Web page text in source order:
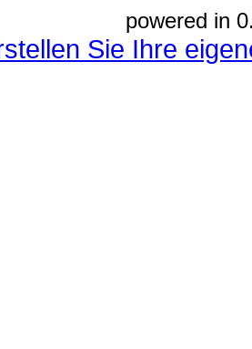
powered in
Sie Ihre